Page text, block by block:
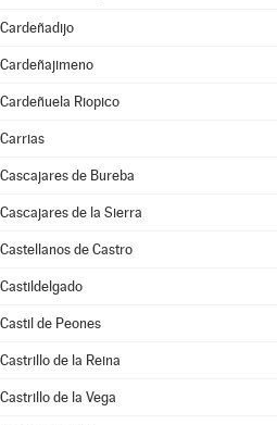
Cardeñadijo
Cardeñajimeno
Cardeñuela Riopico
Carrias
Cascajares de Bureba
Cascajares de la Sierra
Castellanos de Castro
Castildelgado
Castil de Peones
Castrillo de la Reina
Castrillo de la Vega